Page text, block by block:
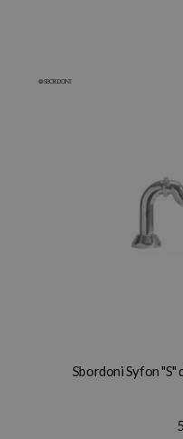
Sbordoni Syfon "S"